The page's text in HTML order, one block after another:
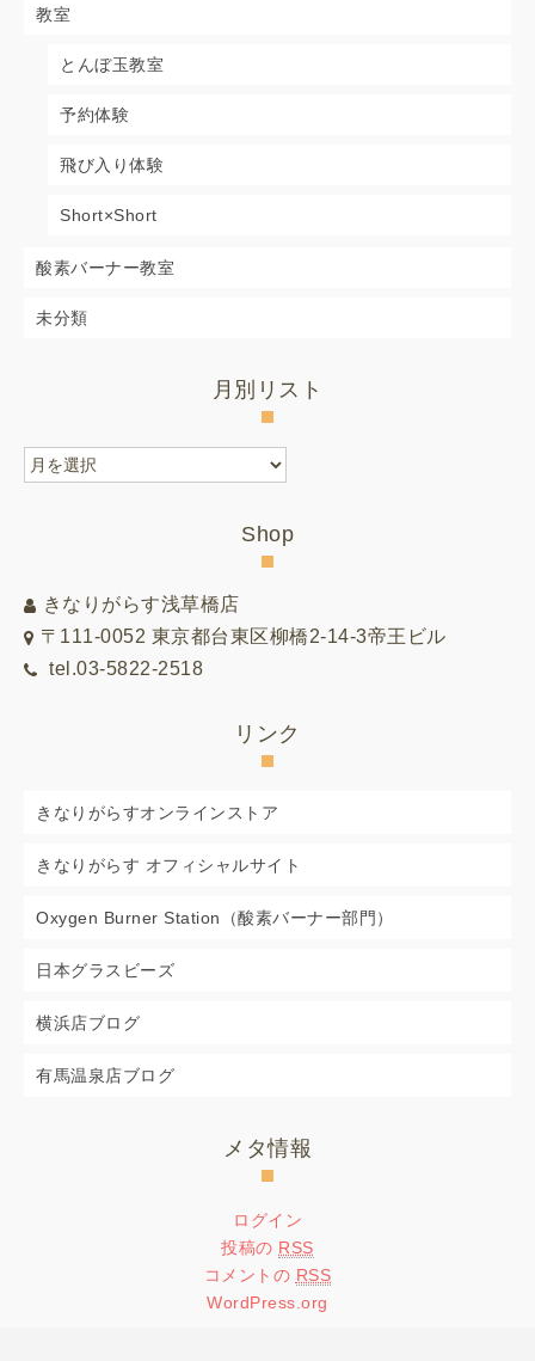
教室
とんぼ玉教室
予約体験
飛び入り体験
Short×Short
酸素バーナー教室
未分類
月別リスト
月
別
Shop
きなりがらす浅草橋店
〒111-0052 東京都台東区柳橋2-14-3帝王ビル
tel.03-5822-2518
リンク
きなりがらすオンラインストア
きなりがらす オフィシャルサイト
Oxygen Burner Station（酸素バーナー部門）
日本グラスビーズ
横浜店ブログ
有馬温泉店ブログ
メタ情報
ログイン
投稿の RSS
コメントの RSS
WordPress.org